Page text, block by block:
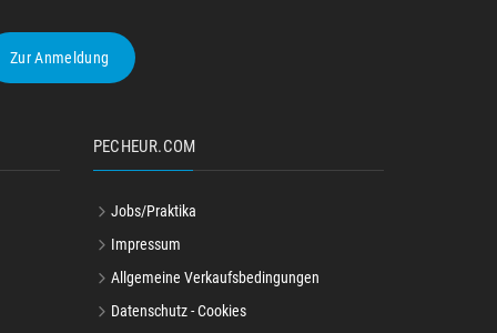
Zur Anmeldung
PECHEUR.COM
Jobs/Praktika
Impressum
Allgemeine Verkaufsbedingungen
Datenschutz - Cookies